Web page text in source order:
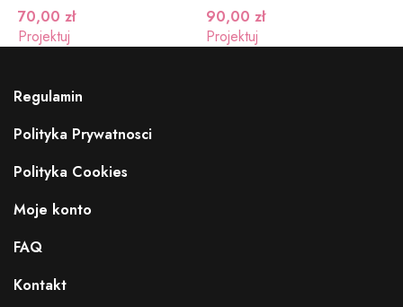
70,00 zł
Projektuj
90,00 zł
Projektuj
Regulamin
Polityka Prywatnosci
Polityka Cookies
Moje konto
FAQ
Kontakt